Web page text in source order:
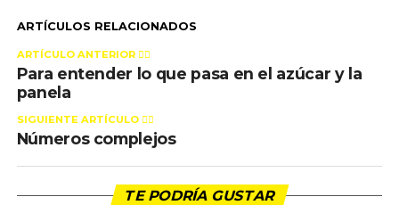
ARTÍCULOS RELACIONADOS
ARTÍCULO ANTERIOR 👉🏻
Para entender lo que pasa en el azúcar y la
panela
SIGUIENTE ARTÍCULO 👈🏻
Números complejos
TE PODRÍA GUSTAR